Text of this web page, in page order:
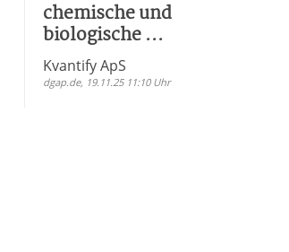
chemische und
biologische ...
Kvantify ApS
dgap.de, 19.11.25 11:10 Uhr